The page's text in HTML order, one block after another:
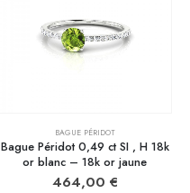
BAGUE PÉRIDOT
Bague Péridot 0,49 ct SI , H 18k
or blanc – 18k or jaune
464,00 €